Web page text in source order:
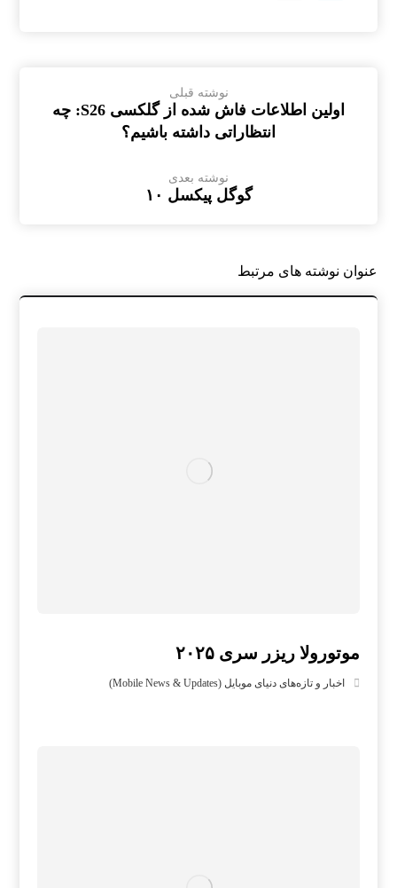
نوشته قبلی
اولین اطلاعات فاش شده از گلکسی S26: چه
انتظاراتی داشته باشیم؟
نوشته بعدی
گوگل پیکسل ۱۰
عنوان ‫نوشته های مرتبط
موتورولا ریزر سری ۲۰۲۵
اخبار و تازه‌های دنیای موبایل (Mobile News & Updates)